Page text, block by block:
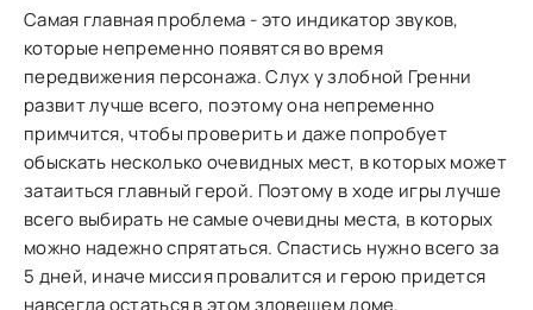
Самая главная проблема - это индикатор звуков,
которые непременно появятся во время
передвижения персонажа. Слух у злобной Гренни
развит лучше всего, поэтому она непременно
примчится, чтобы проверить и даже попробует
обыскать несколько очевидных мест, в которых может
затаиться главный герой. Поэтому в ходе игры лучше
всего выбирать не самые очевидны места, в которых
можно надежно спрятаться. Спастись нужно всего за
5 дней, иначе миссия провалится и герою придется
навсегда остаться в этом зловещем доме.